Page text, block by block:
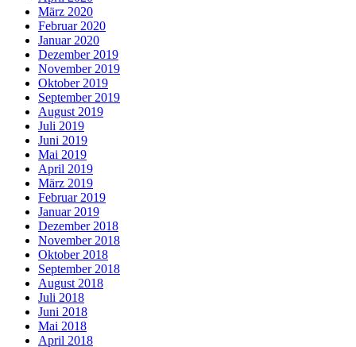
März 2020
Februar 2020
Januar 2020
Dezember 2019
November 2019
Oktober 2019
September 2019
August 2019
Juli 2019
Juni 2019
Mai 2019
April 2019
März 2019
Februar 2019
Januar 2019
Dezember 2018
November 2018
Oktober 2018
September 2018
August 2018
Juli 2018
Juni 2018
Mai 2018
April 2018